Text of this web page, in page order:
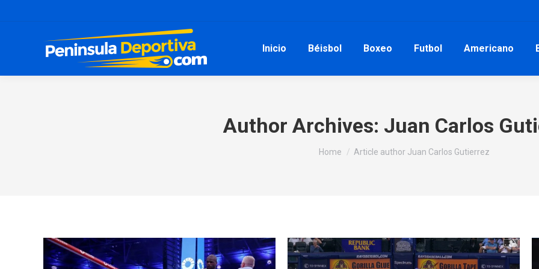
Inicio Béisbol Boxeo Futbol Americano
Author Archives: Juan Carlos
You are here:
Home Article author Juan Carlos Gutierrez